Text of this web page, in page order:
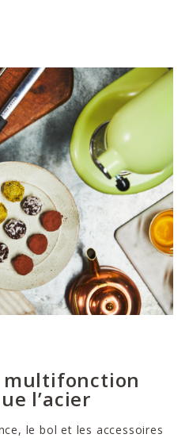
multifonction
l’acier
le bol et les accessoires